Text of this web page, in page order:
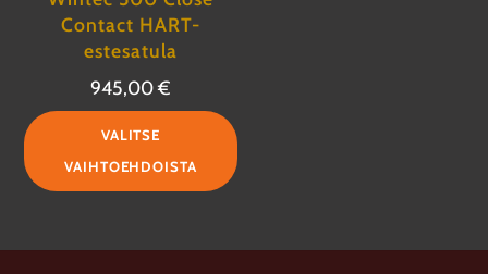
Contact HART-
estesatula
945,00€
VALITSE
VAIHTOEHDOISTA
tuotteella
muunnelma.